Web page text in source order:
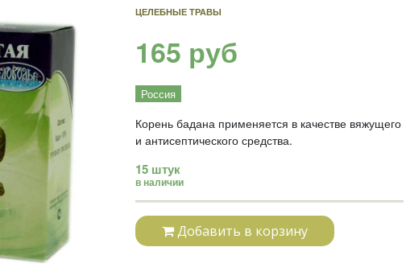
ЦЕЛЕБНЫЕ ТРАВЫ
165 руб
Россия
Корень бадана применяется в качестве вяжущего
и антисептического средства.
15 штук
в наличии
Добавить в корзину